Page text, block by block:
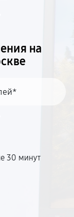
на
30 минут